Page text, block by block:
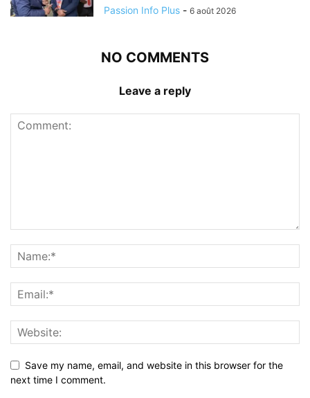
Passion Info Plus - 6 août 2026
NO COMMENTS
Leave a reply
Save my name, email, and website in this browser for the
next time I comment.